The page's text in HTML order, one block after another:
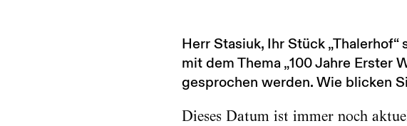
Herr Stasiuk, Ihr Stück
mit dem Thema „100 Jahre Erster
gesprochen werden. Wie blicken
Dieses Datum ist immer noch